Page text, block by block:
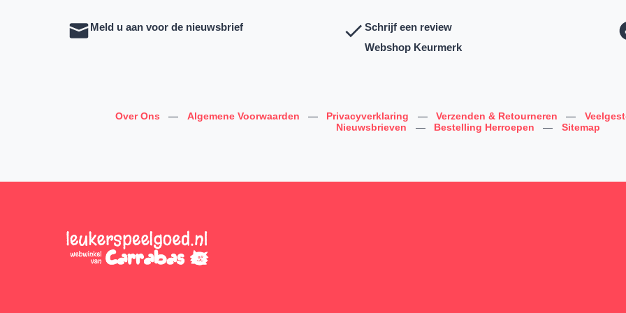
Meld u aan voor de nieuwsbrief
Schrijf een review
Webshop Keurmerk
Over Ons — Algemene Voorwaarden — Privacyverklaring — Verzenden & Retourneren —
Nieuwsbrieven
— Bestelling Herroepen — Sitemap